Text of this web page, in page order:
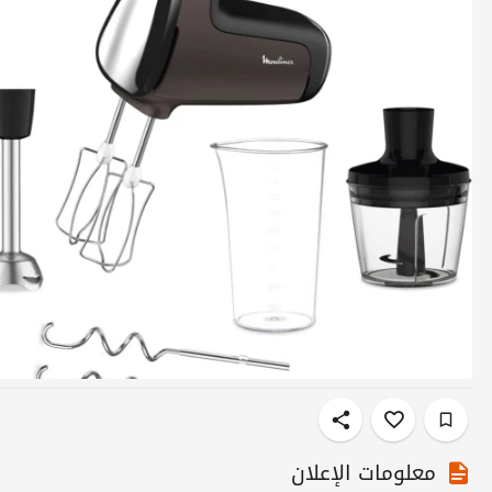
معلومات الإعلان